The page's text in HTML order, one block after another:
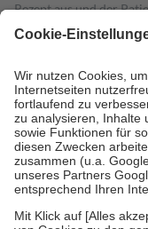
Rezept aus und der
gesetzliche
Kosten dafür, der
Grundsätzlich leisten
Prozent des
höchstens zehn Euro.Es
Kosten der Leistung zu
Diese Regeln gelten
Bei Heilmitteln und
Zuzahlung zehn
Verordnung.